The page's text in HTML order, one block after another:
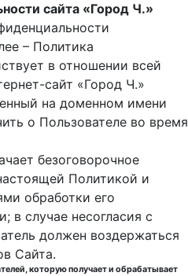
сайта «Город Ч.»
– Политика
в отношении всей
сайт «Город Ч.»
на доменном имени
о Пользователе во время
безоговорочное
Политикой и
обработки его
в случае несогласия с
должен воздержаться
Сайта.
которую получает и обрабатывает